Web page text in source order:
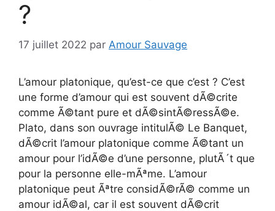
?
17 juillet 2022 par Amour Sauvage
L’amour platonique, qu’est-ce que c’est ? C’est
une forme d’amour qui est souvent dÃ©crite
comme Ã©tant pure et dÃ©sintÃ©ressÃ©e.
Plato, dans son ouvrage intitulÃ© Le Banquet,
dÃ©crit l’amour platonique comme Ã©tant un
amour pour l’idÃ©e d’une personne, plutÃ´t que
pour la personne elle-mÃªme. L’amour
platonique peut Ãªtre considÃ©rÃ© comme un
amour idÃ©al, car il est souvent dÃ©crit